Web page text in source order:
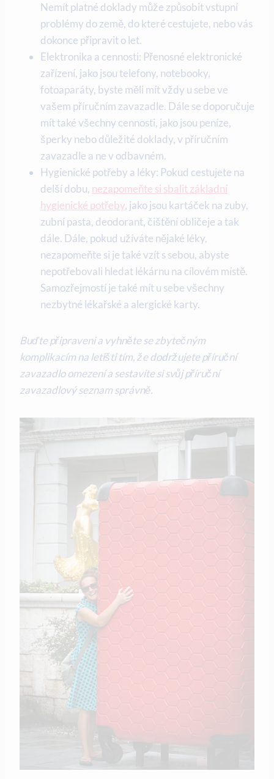
Nemít platné doklady může způsobit vstupní
problémy do země, do které cestujete, nebo vás
dokonce připravit o let.
Elektronika a cennosti: Přenosné elektronické
zařízení, jako jsou telefony, notebooky,
fotoaparáty, byste měli mít vždy u sebe ve
vašem příručním zavazadle. Dále se doporučuje
mít také všechny cennosti, jako jsou peníze,
šperky nebo důležité doklady, v příručním
zavazadle a ne v odbavném.
Hygienické potřeby a léky: Pokud cestujete na
delší dobu, nezapomeňte si sbalit základní
hygienické potřeby, jako jsou kartáček na zuby,
zubní pasta, deodorant, čištění obličeje a tak
dále. Dále, pokud užíváte nějaké léky,
nezapomeňte si je také vzít s sebou, abyste
nepotřebovali hledat lékárnu na cílovém místě.
Samozřejmostí je také mít u sebe všechny
nezbytné lékařské a alergické karty.
Buďte připraveni a vyhněte se zbytečným
komplikacím na letišti tím, že dodržujete příruční
zavazadlo omezení a sestavíte si svůj příruční
zavazadlový seznam správně.